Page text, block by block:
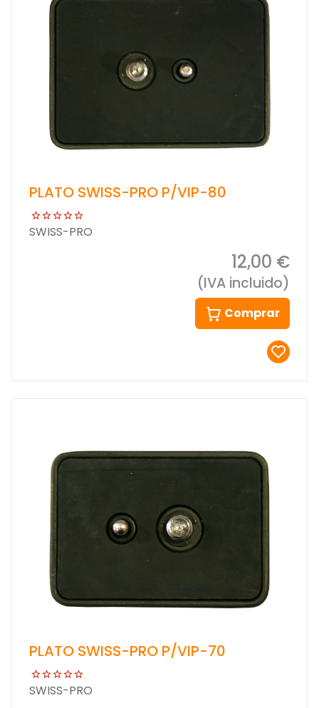
PLATO SWISS-PRO P/VIP-80
SWISS-PRO
12,00 €
(IVA incluido)
Comprar
PLATO SWISS-PRO P/VIP-70
SWISS-PRO